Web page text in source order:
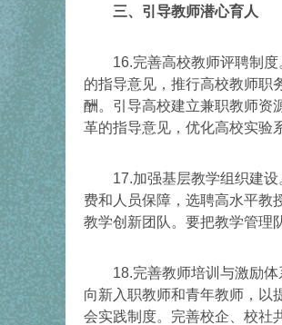
三、引导教师潜心育人
16.完善高校教师评聘制度
的指导意见，推行高校教师职
酬。引导高校建立兼职教师资
革的指导意见，优化高校实验
17.加强基层教学组织建设
费和人员保障，选聘高水平教
教学创新团队。要把教学管理
18.完善教师培训与激励体
向新入职教师和青年教师，以
会实践制度。完善校企、校社